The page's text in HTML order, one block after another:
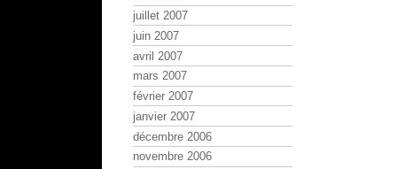
juillet 2007
juin 2007
avril 2007
mars 2007
février 2007
janvier 2007
décembre 2006
novembre 2006